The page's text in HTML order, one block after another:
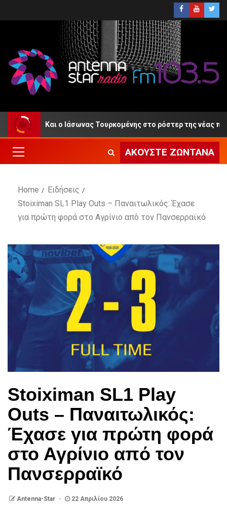
Και ο Ιάσωνας Τουρκομένης στο ρόστερ της νέας
ΑΚΟΎΣΤΕ ΖΩΝΤΑΝΆ
Home
Ειδήσεις
Stoiximan SL1 Play Outs – Παναιτωλικός: Έχασε
για πρώτη φορά στο Αγρίνιο από τον Πανσερραϊκό
Stoiximan SL1 Play
Outs – Παναιτωλικός:
Έχασε για πρώτη φορά
στο Αγρίνιο από τον
Πανσερραϊκό
Antenna-Star 22 Απριλίου 2026